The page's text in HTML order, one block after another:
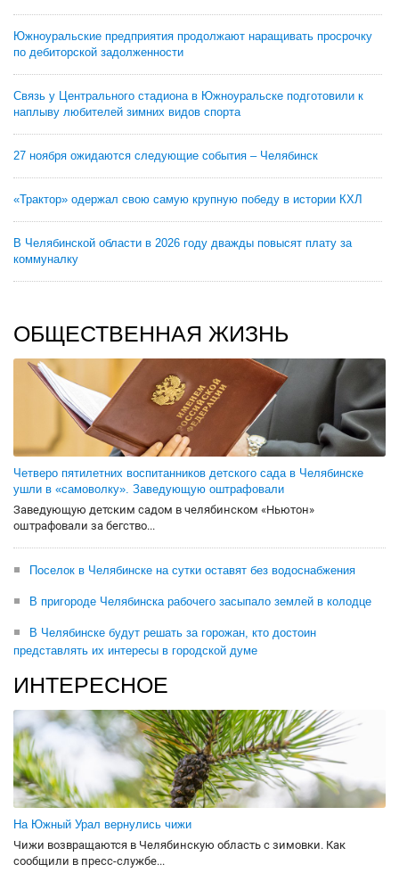
Южноуральские предприятия продолжают наращивать просрочку
по дебиторской задолженности
Связь у Центрального стадиона в Южноуральске подготовили к
наплыву любителей зимних видов спорта
27 ноября ожидаются следующие события – Челябинск
«Трактор» одержал свою самую крупную победу в истории КХЛ
В Челябинской области в 2026 году дважды повысят плату за
коммуналку
ОБЩЕСТВЕННАЯ ЖИЗНЬ
Четверо пятилетних воспитанников детского сада в Челябинске
ушли в «самоволку». Заведующую оштрафовали
Заведующую детским садом в челябинском «Ньютон»
оштрафовали за бегство...
Поселок в Челябинске на сутки оставят без водоснабжения
В пригороде Челябинска рабочего засыпало землей в колодце
В Челябинске будут решать за горожан, кто достоин
представлять их интересы в городской думе
ИНТЕРЕСНОЕ
На Южный Урал вернулись чижи
Чижи возвращаются в Челябинскую область с зимовки. Как
сообщили в пресс-службе...